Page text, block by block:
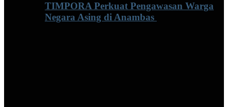
TIMPORA Perkuat Pengawasan Warga
Negara Asing di Anambas ‎